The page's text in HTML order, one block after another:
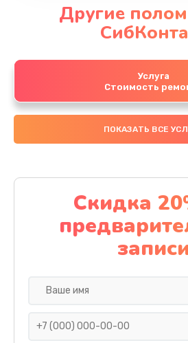
Другие
Услуга
Стоимость
ПОКАЗАТЬ ВСЕ
Скидка